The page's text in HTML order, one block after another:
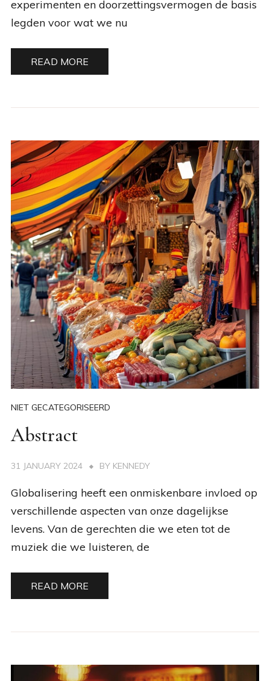
experimenten en doorzettingsvermogen de basis
legden voor wat we nu
READ MORE
NIET GECATEGORISEERD
Abstract
31 JANUARY 2024 BY KENNEDY
Globalisering heeft een onmiskenbare invloed op
verschillende aspecten van onze dagelijkse
levens. Van de gerechten die we eten tot de
muziek die we luisteren, de
READ MORE